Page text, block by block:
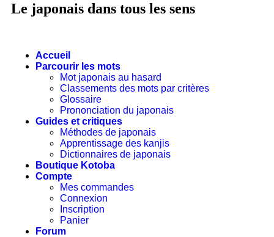
Le japonais dans tous les sens
Accueil
Parcourir les mots
Mot japonais au hasard
Classements des mots par critères
Glossaire
Prononciation du japonais
Guides et critiques
Méthodes de japonais
Apprentissage des kanjis
Dictionnaires de japonais
Boutique Kotoba
Compte
Mes commandes
Connexion
Inscription
Panier
Forum